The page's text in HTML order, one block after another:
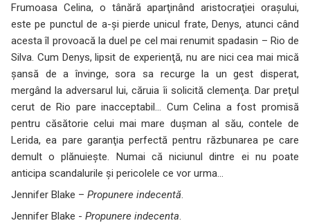
Frumoasa Celina, o tânără aparţinând aristocraţiei oraşului,
este pe punctul de a-şi pierde unicul frate, Denys, atunci când
acesta îl provoacă la duel pe cel mai renumit spadasin – Rio de
Silva. Cum Denys, lipsit de experienţă, nu are nici cea mai mică
şansă de a învinge, sora sa recurge la un gest disperat,
mergând la adversarul lui, căruia îi solicită clemenţa. Dar preţul
cerut de Rio pare inacceptabil… Cum Celina a fost promisă
pentru căsătorie celui mai mare duşman al său, contele de
Lerida, ea pare garanţia perfectă pentru răzbunarea pe care
demult o plănuieşte. Numai că niciunul dintre ei nu poate
anticipa scandalurile şi pericolele ce vor urma…
Jennifer Blake – Propunere indecentă.
Jennifer Blake - Propunere indecenta.